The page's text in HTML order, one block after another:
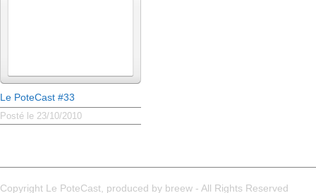
Le PoteCast #33
Posté le 23/10/2010
Copyright Le PoteCast, produced by breew - All Rights Reserved